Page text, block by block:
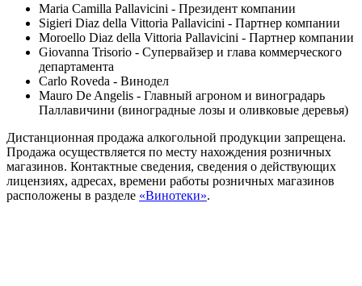
Maria Camilla Pallavicini - Президент компании
Sigieri Diaz della Vittoria Pallavicini - Партнер компании
Moroello Diaz della Vittoria Pallavicini - Партнер компании
Giovanna Trisorio - Супервайзер и глава коммерческого
департамента
Carlo Roveda - Винодел
Mauro De Angelis - Главный агроном и виноградарь
Паллавичини (виноградные лозы и оливковые деревья)
Дистанционная продажа алкогольной продукции запрещена.
Продажа осуществляется по месту нахождения розничных
магазинов. Контактные сведения, сведения о действующих
лицензиях, адресах, времени работы розничных магазинов
расположены в разделе «Винотеки».